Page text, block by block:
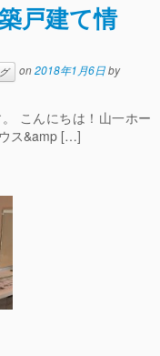
戸建て情
on2018年1月6日by
こんにちは！山一ホー
ス&amp […]